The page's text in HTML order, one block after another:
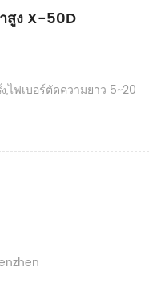
สูง X-50D
,ไฟเบอร์ตัดความยาว 5~20